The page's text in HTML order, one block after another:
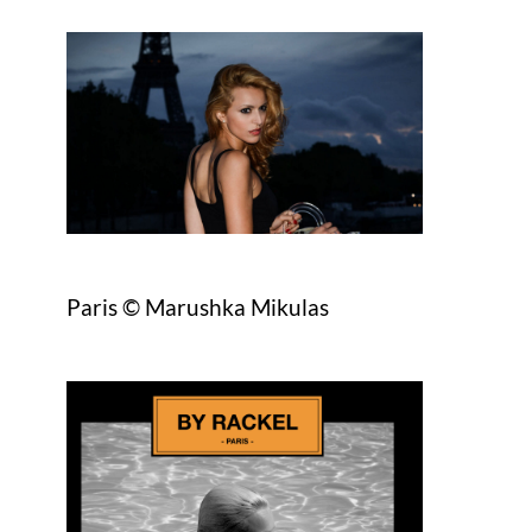
Paris © Marushka Mikulas